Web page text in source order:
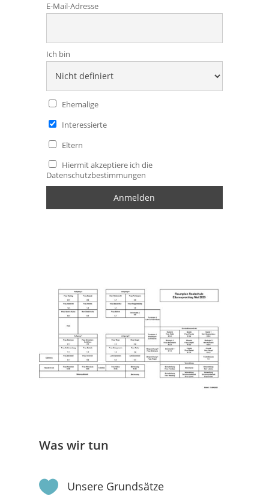
E-Mail-Adresse
Ich bin
Ehemalige
Interessierte
Eltern
Hiermit akzeptiere ich die
Datenschutzbestimmungen
Was wir tun
 Unsere Grundsätze